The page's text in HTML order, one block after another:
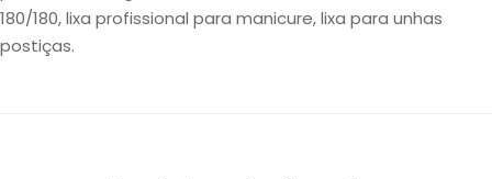
180/180, lixa profissional para manicure, lixa para unhas
postiças.